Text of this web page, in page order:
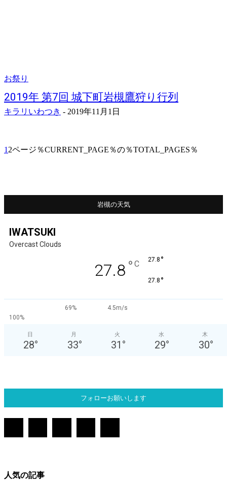
お祭り
2019年 第7回 城下町岩槻鷹狩り行列
キラリいわつき - 2019年11月1日
1 2ページ％CURRENT_PAGE％の％TOTAL_PAGES％
岩槻の天気
IWATSUKI
Overcast Clouds
27.8 ° C 27.8 °
27.8 °
69%
4.5m/s
100%
日
28°
月
33°
火
31 °
水
29°
木
30°
フォローお願いします
人気の記事